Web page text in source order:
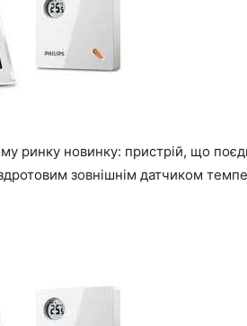
ринку новинку: пристрій, що
зовнішнім датчиком